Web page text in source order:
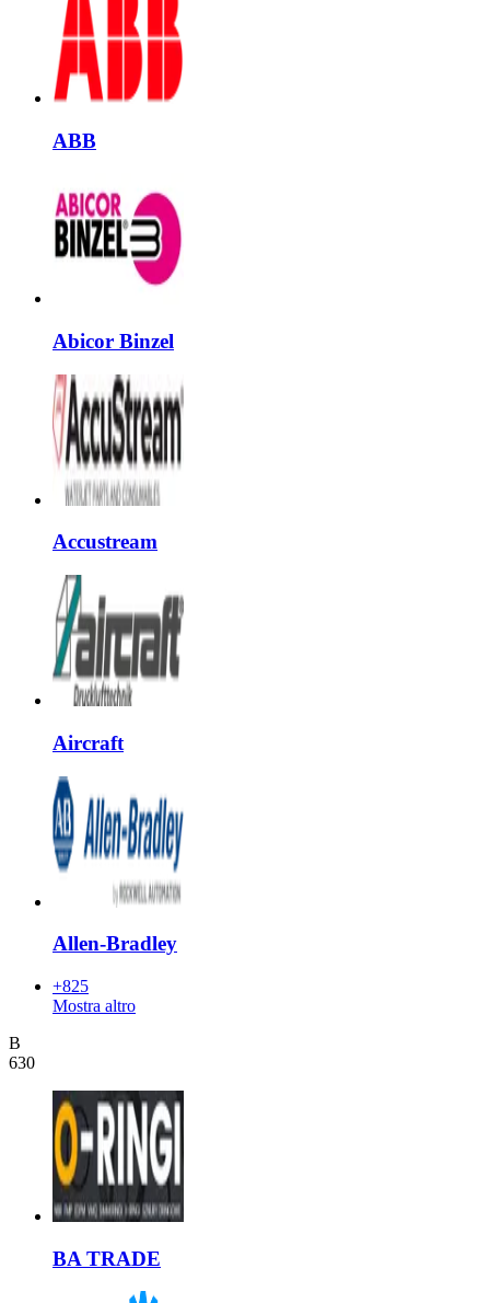
ABB
Abicor Binzel
Accustream
Aircraft
Allen-Bradley
+825
Mostra altro
B
630
BA TRADE